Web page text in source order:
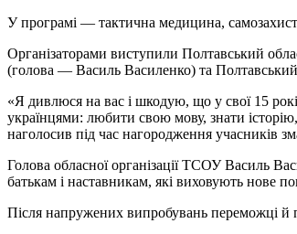
У програмі — тактична медицина,
Організаторами виступили Полтавський
(голова — Василь Василенко) та
«Я дивлюся на вас і шкодую, що у свої 15
українцями: любити свою мову, знати
наголосив під час нагородження учасників
Голова обласної організації ТСОУ Василь
батькам і наставникам, які виховують нове
Після напружених випробувань переможці